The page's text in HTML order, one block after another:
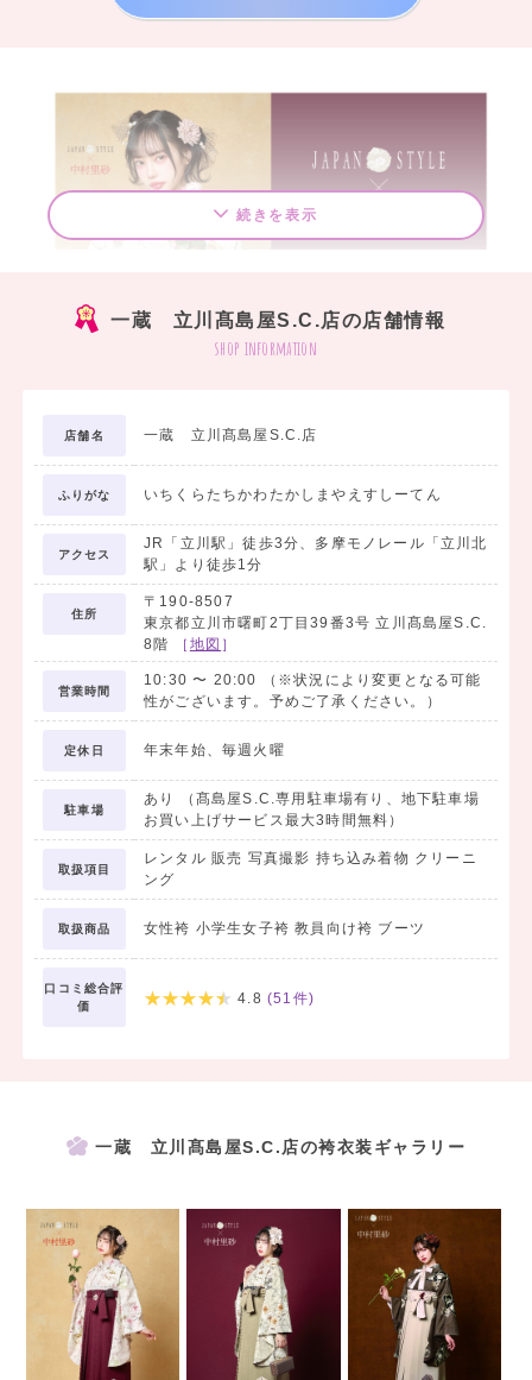
続きを表示
一蔵 立川髙島屋S.C.店の店舗情報
shop information
店舗名 一蔵 立川髙島屋S.C.店
ふりがな いちくらたちかわたかしまやえすしーてん
アクセス
JR「立川駅」徒歩3分、多摩モノレール「立川北
駅」より徒歩1分
住所
〒190-8507
東京都立川市曙町2丁目39番3号 立川髙島屋S.C.
8階
［ 地図 ］
営業時間
10:30 〜 20:00
（※状況により変更となる可能
性がございます。予めご了承ください。）
定休日 年末年始、毎週火曜
駐車場
あり （髙島屋S.C.専用駐車場有り、地下駐車場
お買い上げサービス最大3時間無料）
取扱項目
レンタル 販売 写真撮影 持ち込み着物 クリーニ
ング
取扱商品 女性袴 小学生女子袴 教員向け袴 ブーツ
口コミ総合評
価
4.8 (51 件)
一蔵 立川髙島屋S.C.店の袴衣装ギャラリー